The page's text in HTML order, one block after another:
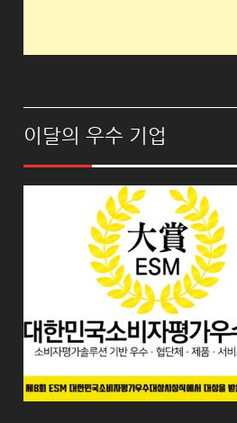
이달의 우수 기업